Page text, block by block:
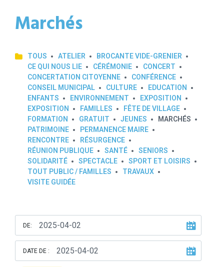
Marchés
TOUS ATELIER
BROCANTE VIDE-GRENIER
CE QUI NOUS LIE
CÉRÉMONIE
CONCERT
CONCERTATION CITOYENNE
CONFÉRENCE
CONSEIL MUNICIPAL
CULTURE
EDUCATION
ENFANTS
ENVIRONNEMENT
EXPOSITION
EXPOSITION
FAMILLES
FÊTE DE VILLAGE
FORMATION
GRATUIT JEUNES
MARCHÉS
PATRIMOINE
PERMANENCE MAIRE
RENCONTRE
RÉSURGENCE
RÉUNION PUBLIQUE
SANTÉ
SENIORS
SOLIDARITÉ
SPECTACLE
SPORT ET LOISIRS
TOUT PUBLIC / FAMILLES
TRAVAUX
VISITE GUIDÉE
DE:
DATE DE :